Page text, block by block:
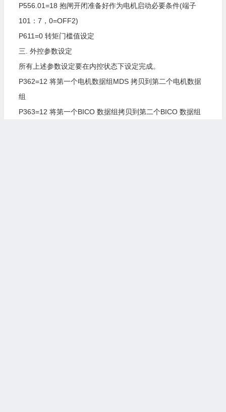
P556.01=18 抱闸开闭准备好作为电机启动必要条件(端子
101：7，0=OFF2)
P611=0 转矩门槛值设定
三. 外控参数设定
所有上述参数设定要在内控状态下设定完成。
P362=12 将第一个电机数据组MDS 拷贝到第二个电机数据
组
P363=12 将第一个BICO 数据组拷贝到第二个BICO 数据组